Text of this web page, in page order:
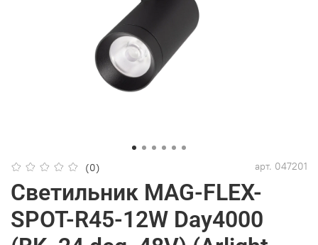
(0) арт. 047201
Светильник MAG-FLEX-
SPOT-R45-12W Day4000